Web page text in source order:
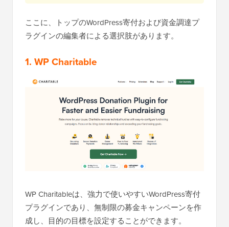
ここに、トップのWordPress寄付および資金調達プ
ラグインの編集者による選択肢があります。
1. WP Charitable
WP Charitableは、強力で使いやすいWordPress寄付
プラグインであり、無制限の募金キャンペーンを作
成し、目的の目標を設定することができます。